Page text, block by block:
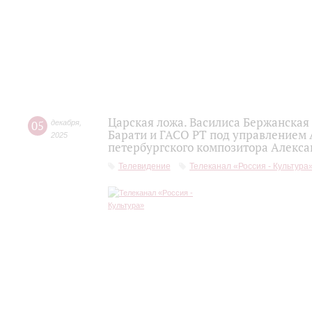
05 декабря
2025
Царская ложа. Василиса
Барати и ГАСО РТ под управлением
петербургского композитора
Телевидение Телеканал «Россия -